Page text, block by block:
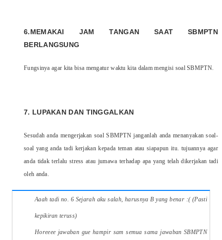
6.MEMAKAI JAM TANGAN SAAT SBMPTN
BERLANGSUNG
Fungsinya agar kita bisa mengatur waktu kita dalam mengisi soal SBMPTN.
7. LUPAKAN DAN TINGGALKAN
Sesudah anda mengerjakan soal SBMPTN janganlah anda menanyakan soal-
soal yang anda tadi kerjakan kepada teman atau siapapun itu. tujuannya agar
anda tidak terlalu stress atau jumawa terhadap apa yang telah dikerjakan tadi
oleh anda.
Aaah tadi no. 6 Sejarah aku salah, harusnya B yang benar :( (Pasti
kepikiran teruss)
Horeeee jawaban gue hampir sam semua sama jawaban SBMPTN